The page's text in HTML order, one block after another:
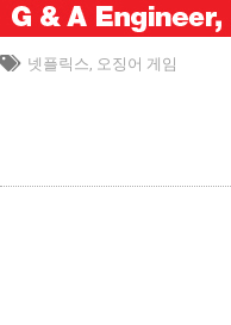
넷플릭스 오징어 게임